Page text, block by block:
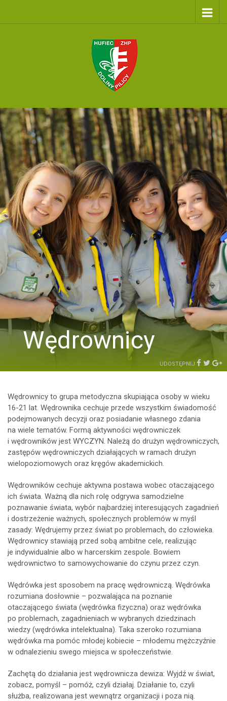
Wędrownicy
UDOSTĘPNIJ
Wędrownicy to grupa metodyczna skupiająca osoby w wieku
16-21 lat. Wędrownika cechuje przede wszystkim świadomość
podejmowanych decyzji oraz posiadanie własnego zdania
na wiele tematów. Formą aktywności wędrowniczek
i wędrowników jest WYCZYN. Należą do drużyn wędrowniczych,
zastępów wędrowniczych działających w ramach drużyn
wielopoziomowych oraz kręgów akademickich.
Wędrowników cechuje aktywna postawa wobec otaczającego
ich świata. Ważną dla nich rolę odgrywa samodzielne
poznawanie świata, wybór najbardziej interesujących zagadnień
i dostrzeżenie ważnych, społecznych problemów w myśl
zasady: Wędrujemy przez świat po problemach, do człowieka.
Wędrownicy stawiają przed sobą ambitne cele, realizując
je indywidualnie albo w harcerskim zespole. Bowiem
wędrownictwo to samowychowanie do czynu przez czyn.
Wędrówka jest sposobem na pracę wędrowniczą. Wędrówka
rozumiana dosłownie – pozwalająca na poznanie
otaczającego świata (wędrówka fizyczna) oraz wędrówka
po problemach, zagadnieniach w wybranych dziedzinach
wiedzy (wędrówka intelektualna). Taka szeroko rozumiana
wędrówka ma pomóc młodej kobiecie – młodemu mężczyźnie
w odnalezieniu swego miejsca w społeczeństwie.
Zachętą do działania jest wędrownicza dewiza: Wyjdź w świat,
zobacz, pomyśl – pomóż, czyli działaj. Działanie to, czyli
służba, realizowana jest wewnątrz organizacji i poza nią.